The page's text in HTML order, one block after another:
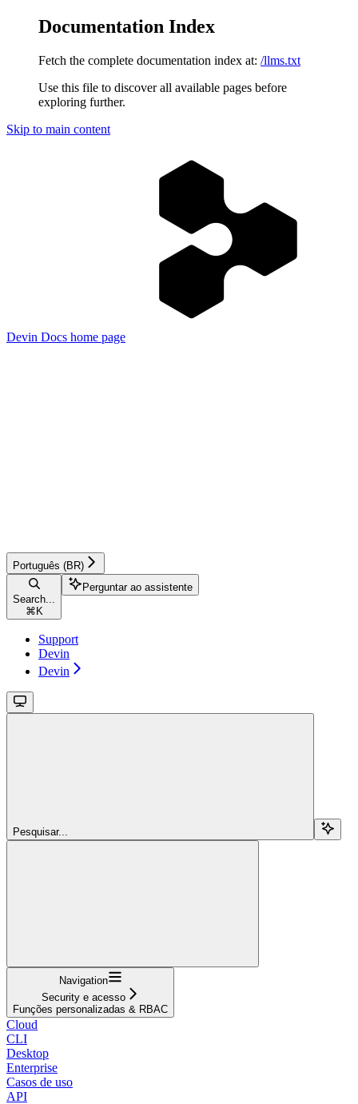
Documentation Index
Fetch the complete documentation index at: /llms.txt
Use this file to discover all available pages before
exploring further.
Skip to main content
Devin Docs home page
Português (BR)
Search...
⌘ K
Perguntar ao assistente
Support
Devin
Devin
Pesquisar...
Navigation
Security e acesso
Funções personalizadas & RBAC
Cloud
CLI
Desktop
Enterprise
Casos de uso
API